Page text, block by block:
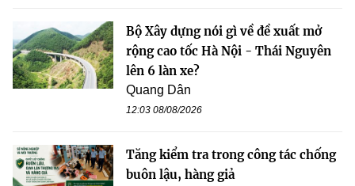
Bộ Xây dựng nói gì về đề xuất mở
rộng cao tốc Hà Nội - Thái Nguyên
lên 6 làn xe?
Quang Dân
12:03 08/08/2026
Tăng kiểm tra trong công tác chống
buôn lậu, hàng giả